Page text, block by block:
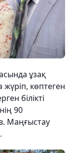
ұзақ
көптеген
білікті
90
Маңғыстау